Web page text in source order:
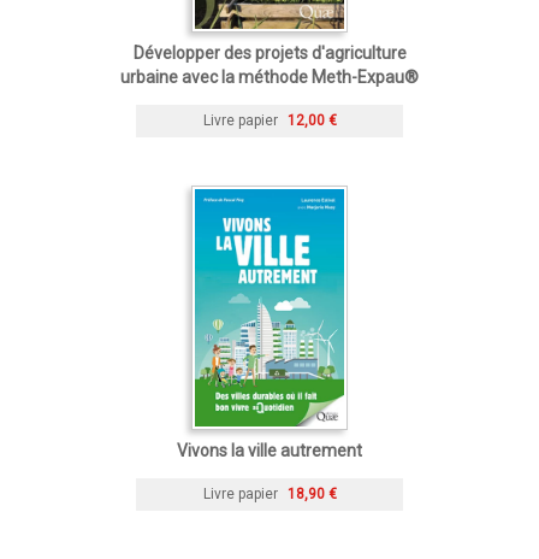
Développer des projets d'agriculture
urbaine avec la méthode Meth-Expau®
Livre papier 12,00 €
Vivons la ville autrement
Livre papier 18,90 €